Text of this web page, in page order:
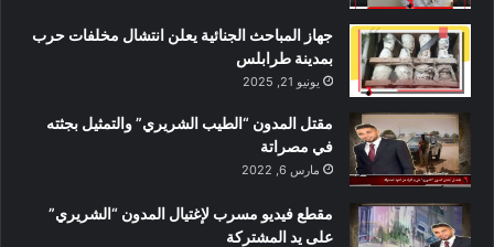
جهاز المباحث الجنائية يعلن انتشال مخلفات حرب
بمدينة طرابلس
يونيو 21, 2025
مقتل المدون “الطيب الشريري” والتمثيل بجثته
في مصراتة
مارس 6, 2022
مقطع فيديو مسرب لإغتيال المدون “الشريري”
على يد المشتركة